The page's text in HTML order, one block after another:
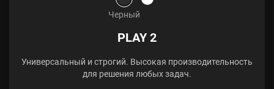
Черный
PLAY 2
Универсальный и строгий. Высокая производительность
для решения любых задач.